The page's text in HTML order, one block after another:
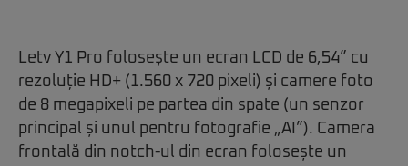
Letv Y1 Pro folosește un ecran LCD de 6,54” cu
rezoluție HD+ (1.560 x 720 pixeli) și camere foto
de 8 megapixeli pe partea din spate (un senzor
principal și unul pentru fotografie „AI”). Camera
frontală din notch-ul din ecran folosește un